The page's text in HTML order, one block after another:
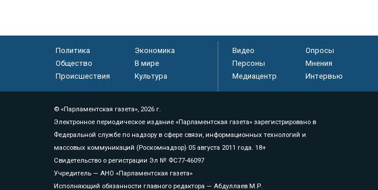
Политика
Экономика
Общество
В мире
Происшествия
Культура
Видео Опросы
Персоны
Мнения
Медиацентр
Интервью
© «Парламентская газета», 2026 г.
Электронное периодическое издание «Парламентская газета» зарегистрировано в
Федеральной службе по надзору в сфере связи, информационных технологий и
массовых коммуникаций (Роскомнадзор) 05 августа 2011 года. 18+
Свидетельство о регистрации Эл № ФС77-46097
Учредитель — АНО «Парламентская газета»
Исполняющий обязанности главного редактора — Абдуллаев М.Р.